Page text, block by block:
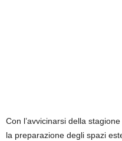
Con l’avvicinarsi della
la preparazione degli spazi